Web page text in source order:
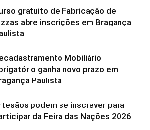
gratuito de Fabricação de
abre inscrições em Bragança
Mobiliário
ganha novo prazo em
Paulista
podem se inscrever para
da Feira das Nações 2026